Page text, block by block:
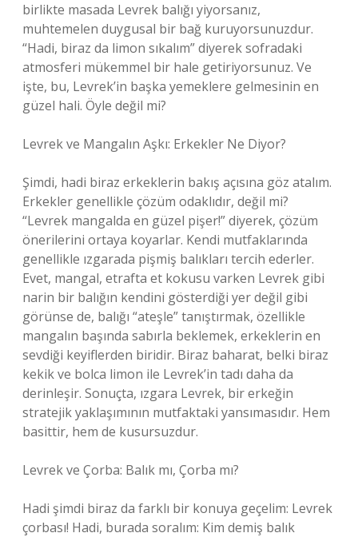
birlikte masada Levrek balığı yiyorsanız,
muhtemelen duygusal bir bağ kuruyorsunuzdur.
“Hadi, biraz da limon sıkalım” diyerek sofradaki
atmosferi mükemmel bir hale getiriyorsunuz. Ve
işte, bu, Levrek’in başka yemeklere gelmesinin en
güzel hali. Öyle değil mi?
Levrek ve Mangalın Aşkı: Erkekler Ne Diyor?
Şimdi, hadi biraz erkeklerin bakış açısına göz atalım.
Erkekler genellikle çözüm odaklıdır, değil mi?
“Levrek mangalda en güzel pişer!” diyerek, çözüm
önerilerini ortaya koyarlar. Kendi mutfaklarında
genellikle ızgarada pişmiş balıkları tercih ederler.
Evet, mangal, etrafta et kokusu varken Levrek gibi
narin bir balığın kendini gösterdiği yer değil gibi
görünse de, balığı “ateşle” tanıştırmak, özellikle
mangalın başında sabırla beklemek, erkeklerin en
sevdiği keyiflerden biridir. Biraz baharat, belki biraz
kekik ve bolca limon ile Levrek’in tadı daha da
derinleşir. Sonuçta, ızgara Levrek, bir erkeğin
stratejik yaklaşımının mutfaktaki yansımasıdır. Hem
basittir, hem de kusursuzdur.
Levrek ve Çorba: Balık mı, Çorba mı?
Hadi şimdi biraz da farklı bir konuya geçelim: Levrek
çorbası! Hadi, burada soralım: Kim demiş balık